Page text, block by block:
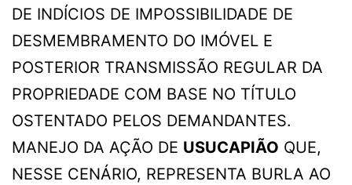
DE INDÍCIOS DE IMPOSSIBILIDADE DE
DESMEMBRAMENTO DO IMÓVEL E
POSTERIOR TRANSMISSÃO REGULAR DA
PROPRIEDADE COM BASE NO TÍTULO
OSTENTADO PELOS DEMANDANTES.
MANEJO DA AÇÃO DE USUCAPIÃO QUE,
NESSE CENÁRIO, REPRESENTA BURLA AO